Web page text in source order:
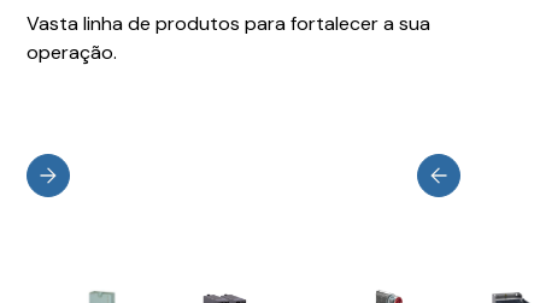
Vasta linha de produtos para fortalecer a sua
operação.